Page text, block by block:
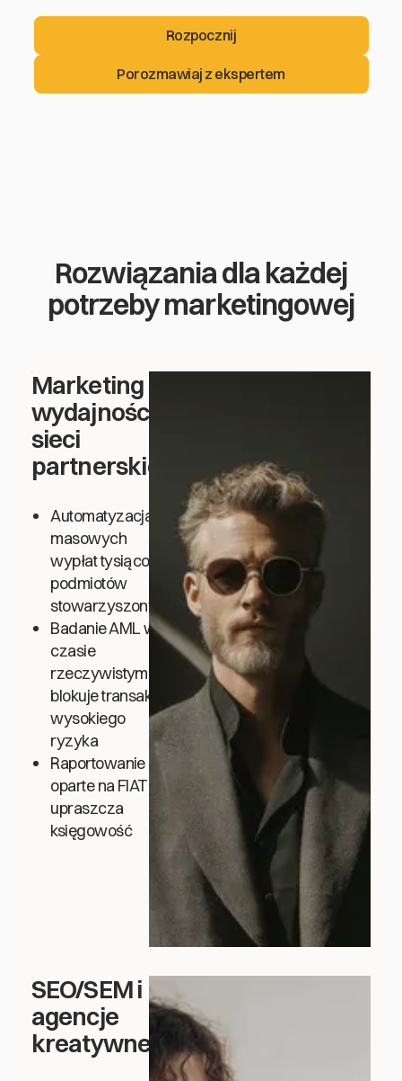
Rozpocznij
Rozpocznij
Porozmawiaj z ekspertem
Porozmawiaj z ekspertem
Rozwiązania dla każdej
potrzeby marketingowej
Marketing
wydajności i
sieci
partnerskie
Automatyzacja
masowych
wypłat tysiącom
podmiotów
stowarzyszonych
Badanie AML w
czasie
rzeczywistym
blokuje transakcje
wysokiego
ryzyka
Raportowanie
oparte na FIAT
upraszcza
księgowość
SEO/SEM i
agencje
kreatywne